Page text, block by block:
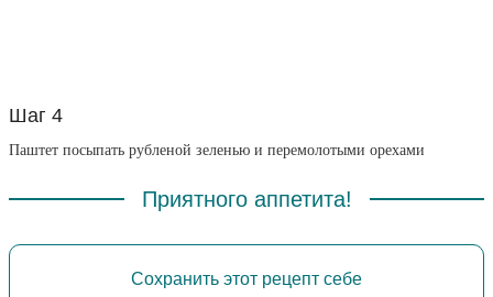
Шаг 4
Паштет посыпать рубленой зеленью и перемолотыми орехами
Приятного аппетита!
Сохранить этот рецепт себе